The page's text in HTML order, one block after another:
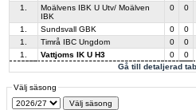
Gå till detaljerad
1.
Moälvens IBK U Utv/ Moälven
IBK
0 0
1. Sundsvall GBK 0 0
1.
Timrå IBC Ungdom 0 0
1.
Vattjoms IK U H3 0 0
Välj säsong